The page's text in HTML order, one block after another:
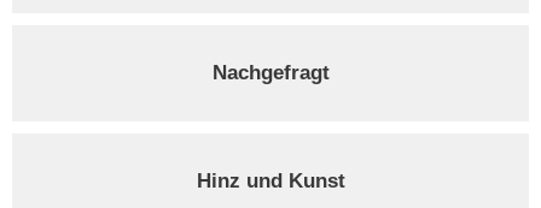
Nachgefragt
Hinz und Kunst